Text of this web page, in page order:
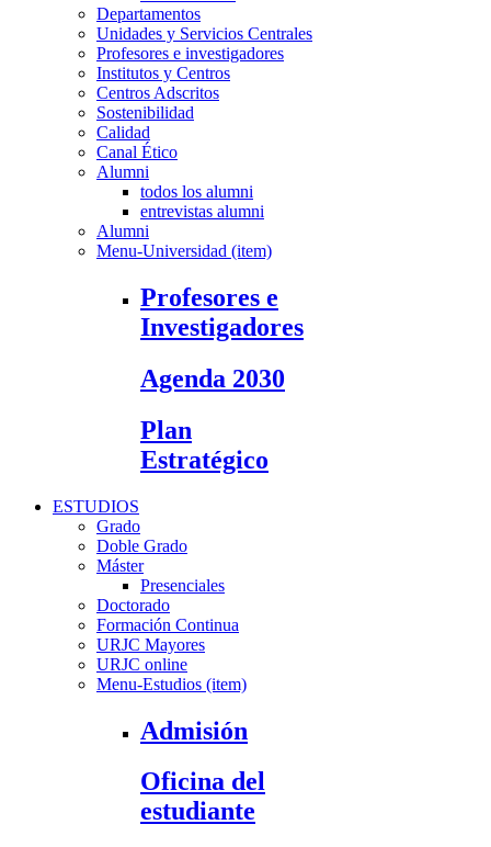
Departamentos
Unidades y Servicios Centrales
Profesores e investigadores
Institutos y Centros
Centros Adscritos
Sostenibilidad
Calidad
Canal Ético
Alumni
todos los alumni
entrevistas alumni
Alumni
Menu-Universidad (item)
Profesores e
Investigadores
Agenda 2030
Plan
Estratégico
ESTUDIOS
Grado
Doble Grado
Máster
Presenciales
Doctorado
Formación Continua
URJC Mayores
URJC online
Menu-Estudios (item)
Admisión
Oficina del
estudiante